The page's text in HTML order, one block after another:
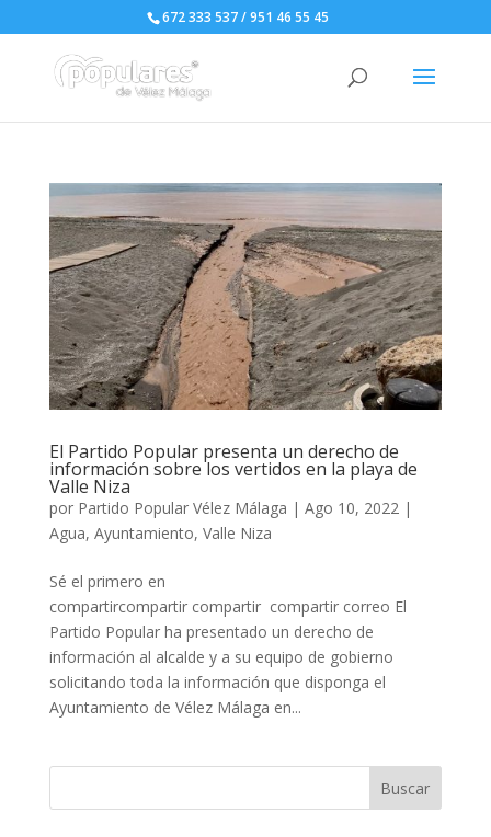
672 333 537 / 951 46 55 45
El Partido Popular presenta un derecho de
información sobre los vertidos en la playa de
Valle Niza
por Partido Popular Vélez Málaga | Ago 10, 2022|
Agua, Ayuntamiento, Valle Niza
Sé el primero en
compartircompartir compartir compartir correo El
Partido Popular ha presentado un derecho de
información al alcalde y a su equipo de gobierno
solicitando toda la información que disponga el
Ayuntamiento de Vélez Málaga en...
Buscar